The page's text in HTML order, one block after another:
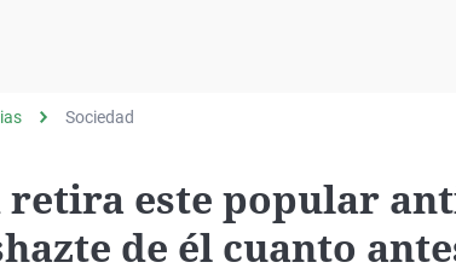
Como el perro y elEquipo de investigación
País Vasco
Sociedad
retira este popular
de él cuanto